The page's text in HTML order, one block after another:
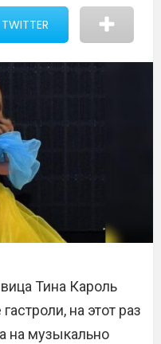
TWITTER
Тина Кароль
на этот раз
на музыкально